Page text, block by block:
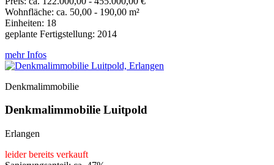
Wohnfläche: ca. 50,00 - 190,00 m²
Einheiten: 18
geplante Fertigstellung: 2014
mehr Infos
Denkmalimmobilie
Denkmalimmobilie Luitpold
Erlangen
leider bereits verkauft